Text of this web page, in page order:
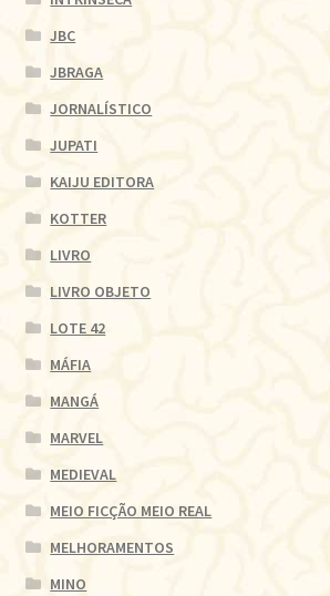
JBC
JBRAGA
JORNALÍSTICO
JUPATI
KAIJU EDITORA
KOTTER
LIVRO
LIVRO OBJETO
LOTE 42
MÁFIA
MANGÁ
MARVEL
MEDIEVAL
MEIO FICÇÃO MEIO REAL
MELHORAMENTOS
MINO